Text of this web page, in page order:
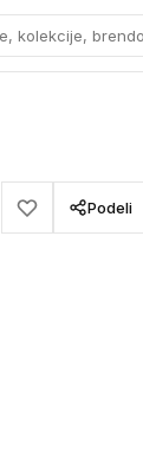
kolekcije,
Podeli